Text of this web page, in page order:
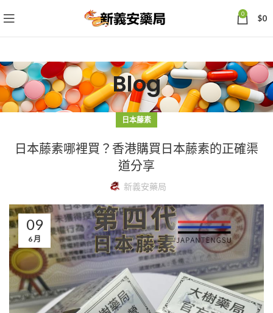
0 $0
Blog
日本藤素
日本藤素哪裡買？香港購買日本藤素的正確渠
道分享
新義安藥局
09
6 月